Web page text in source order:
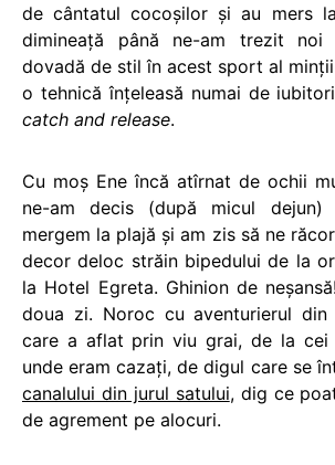
de cântatul cocoşilor şi au mers
dimineaţă până ne-am trezit
dovadă de stil în acest sport al
o tehnică înţeleasă numai de
catch and release.
Cu moş Ene încă atîrnat de ochii
ne-am decis (după micul
mergem la plajă şi am zis să ne
decor deloc străin bipedului de la
la Hotel Egreta. Ghinion de
doua zi. Noroc cu aventurierul din
care a aflat prin viu grai, de la cei
unde eram cazaţi, de digul care se
canalului din jurul satului, dig ce
de agrement pe alocuri.